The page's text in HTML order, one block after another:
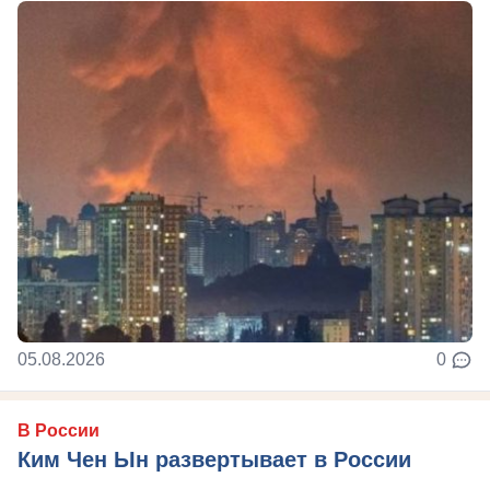
05.08.2026 0
В России
Ким Чен Ын развертывает в России